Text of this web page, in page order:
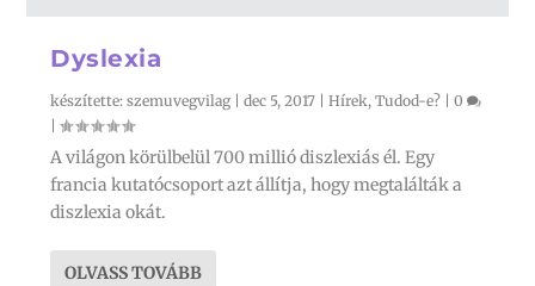
Dyslexia
készítette:szemuvegvilag |dec 5, 2017 |Hírek,Tudod-e? |0
|
A világon körülbelül 700 millió diszlexiás él. Egy
francia kutatócsoport azt állítja, hogy megtalálták a
diszlexia okát.
OLVASS TOVÁBB